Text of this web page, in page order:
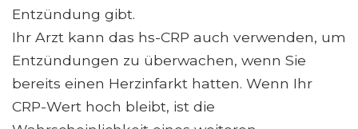
Entzündung gibt.
Ihr Arzt kann das hs-CRP auch verwenden, um
Entzündungen zu überwachen, wenn Sie
bereits einen Herzinfarkt hatten. Wenn Ihr
CRP-Wert hoch bleibt, ist die